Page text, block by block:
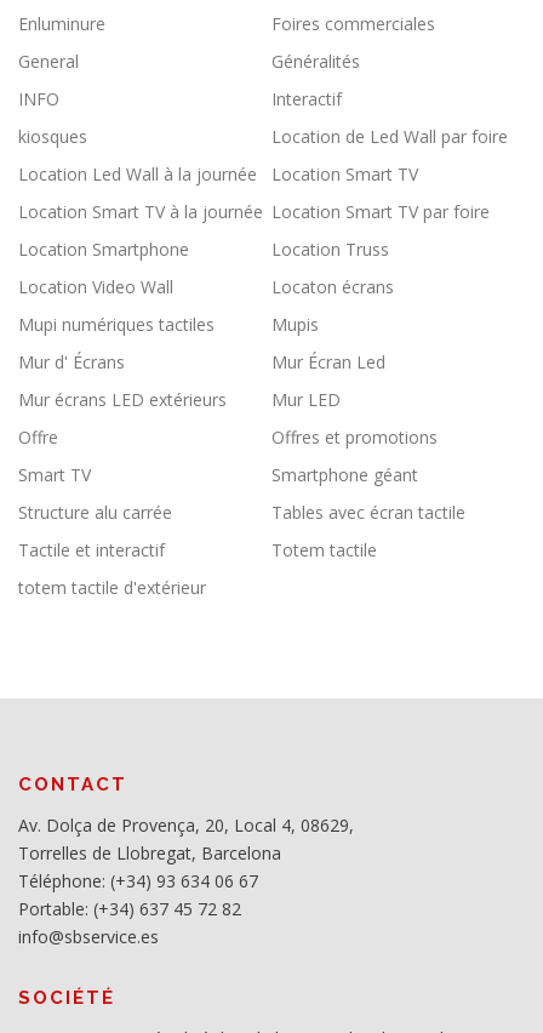
Enluminure
Foires commerciales
General
Généralités
INFO
Interactif
kiosques
Location de Led Wall par foire
Location Led Wall à la journée
Location Smart TV
Location Smart TV à la journée Location Smart TV par foire
Location Smartphone
Location Truss
Location Video Wall
Locaton écrans
Mupi numériques tactiles
Mupis
Mur d' Écrans
Mur Écran Led
Mur écrans LED extérieurs
Mur LED
Offre
Offres et promotions
Smart TV
Smartphone géant
Structure alu carrée
Tables avec écran tactile
Tactile et interactif
Totem tactile
totem tactile d'extérieur
CONTACT
Av. Dolça de Provença, 20, Local 4, 08629,
Torrelles de Llobregat, Barcelona
Téléphone: (+34) 93 634 06 67
Portable: (+34) 637 45 72 82
info@sbservice.es
SOCIÉTÉ